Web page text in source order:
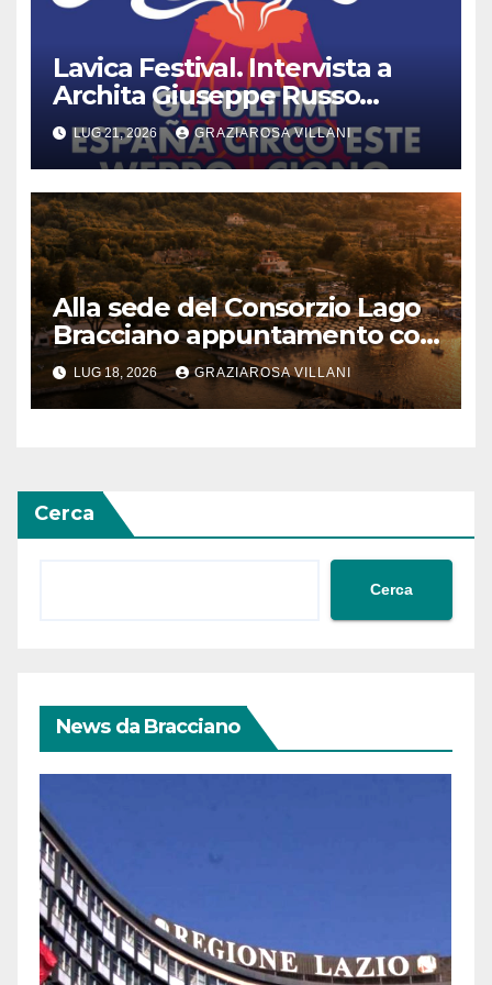
Lavica Festival. Intervista a
Archita Giuseppe Russo
dell’Associazione Aurora
LUG 21, 2026 GRAZIAROSA VILLANI
Alla sede del Consorzio Lago
Bracciano appuntamento col
Bel Canto: domenica 19 luglio
2026 alle 19 concerto lirico ad
ingresso libero
LUG 18, 2026 GRAZIAROSA VILLANI
Cerca
Cerca
News da Bracciano